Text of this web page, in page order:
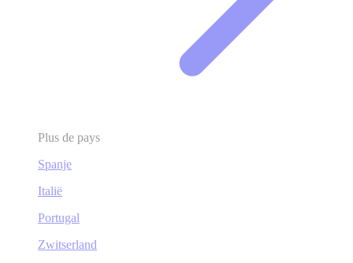
Plus de pays
Spanje
Italië
Portugal
Zwitserland